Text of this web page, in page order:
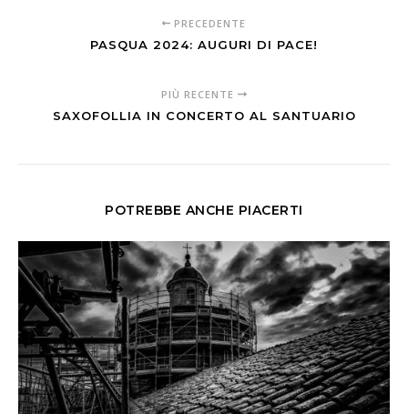
PRECEDENTE
PASQUA 2024: AUGURI DI PACE!
PIÙ RECENTE
SAXOFOLLIA IN CONCERTO AL SANTUARIO
POTREBBE ANCHE PIACERTI